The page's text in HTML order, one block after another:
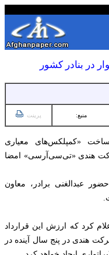
در بنادر کشور
منبع: پرینت
ساخت «کمپلکس‌های معیاری
شرکت هندی «تی‌سی‌آر‌سی» امضا
۲۳ ثور) در حضور عبدالغنی برادر، معاون
کرد که ارزش این قرارداد
شرکت هندی در پنج سال آینده در